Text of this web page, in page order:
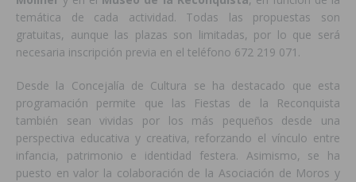
temática de cada actividad. Todas las propuestas son
gratuitas, aunque las plazas son limitadas, por lo que será
necesaria inscripción previa en el teléfono 672 219 071.
Desde la Concejalía de Cultura se ha destacado que esta
programación permite que las Fiestas de la Reconquista
también sean vividas por los más pequeños desde una
perspectiva educativa y creativa, reforzando el vínculo entre
infancia, patrimonio e identidad festera. Asimismo, se ha
puesto en valor la colaboración de la Asociación de Moros y